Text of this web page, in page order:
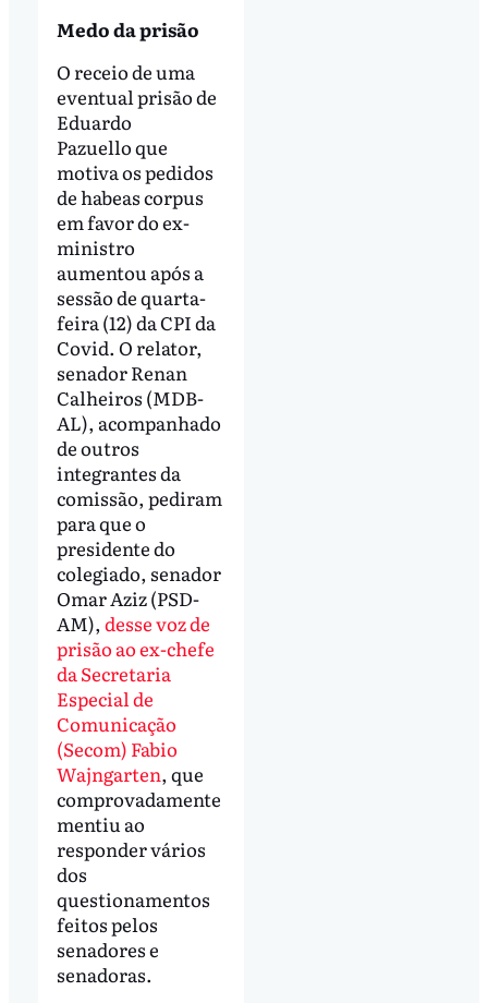
Medo da prisão
O receio de uma
eventual prisão de
Eduardo
Pazuello que
motiva os pedidos
de habeas corpus
em favor do ex-
ministro
aumentou após a
sessão de quarta-
feira (12) da CPI da
Covid. O relator,
senador Renan
Calheiros (MDB-
AL), acompanhado
de outros
integrantes da
comissão, pediram
para que o
presidente do
colegiado, senador
Omar Aziz (PSD-
AM), desse voz de
prisão ao ex-chefe
da Secretaria
Especial de
Comunicação
(Secom) Fabio
Wajngarten, que
comprovadamente
mentiu ao
responder vários
dos
questionamentos
feitos pelos
senadores e
senadoras.